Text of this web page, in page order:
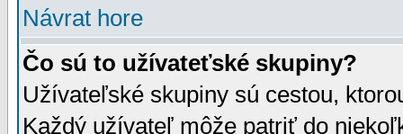
Návrat hore
Čo sú to užívateťské skupiny?
Užívateľské skupiny sú cestou,
Každý užívateľ môže patriť do